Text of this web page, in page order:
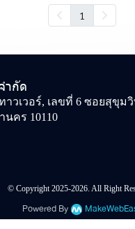
1
ำกัด
าวเวอร์, เลขที่ 6 ซอยสุขุม
นคร 10110
© Copyright 2025-2026. All Right
Powered By